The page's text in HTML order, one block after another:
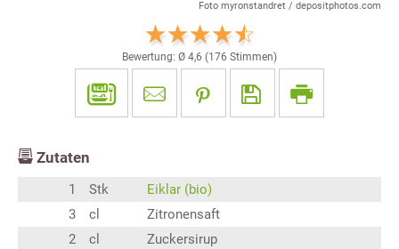
Foto myronstandret / depositphotos.com
Bewertung: Ø 4,6 (176 Stimmen)
Zutaten
1 Stk
Eiklar (bio)
3
cl
Zitronensaft
2
cl
Zuckersirup